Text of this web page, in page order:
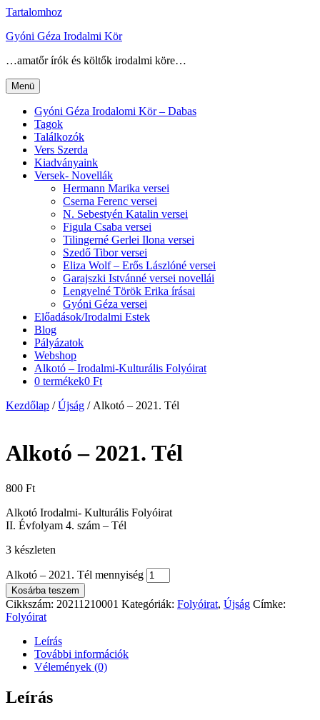
Tartalomhoz
Gyóni Géza Irodalmi Kör
…amatőr írók és költők irodalmi köre…
Menü
Gyóni Géza Irodalomi Kör – Dabas
Tagok
Találkozók
Vers Szerda
Kiadványaink
Versek- Novellák
Hermann Marika versei
Cserna Ferenc versei
N. Sebestyén Katalin versei
Figula Csaba versei
Tilingerné Gerlei Ilona versei
Szedő Tibor versei
Eliza Wolf – Erős Lászlóné versei
Garajszki Istvánné versei novellái
Lengyelné Török Erika írásai
Gyóni Géza versei
Előadások/Irodalmi Estek
Blog
Pályázatok
Webshop
Alkotó – Irodalmi-Kulturális Folyóirat
0 termékek0 Ft
Kezdőlap /Újság / Alkotó – 2021. Tél
Alkotó – 2021. Tél
800 Ft
Alkotó Irodalmi- Kulturális Folyóirat
II. Évfolyam 4. szám – Tél
3 készleten
Alkotó – 2021. Tél mennyiség
Kosárba teszem
Cikkszám: 20211210001 Kategóriák: Folyóirat, Újság Címke:
Folyóirat
Leírás
További információk
Vélemények (0)
Leírás